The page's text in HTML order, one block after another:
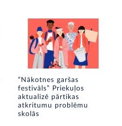
“Nākotnes garšas
festivāls” Priekuļos
aktualizē pārtikas
atkritumu problēmu
skolās